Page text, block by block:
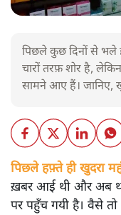
पिछले कुछ दिनों से भले
चारों तरफ़ शोर है,
सामने आए हैं। जानिए,
पिछले हफ़्ते ही खुदरा
ख़बर आई थी और अब
पर पहुँच गयी है। वैसे